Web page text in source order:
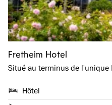
Fretheim Hotel
Situé au terminus de l'unique
Hôtel